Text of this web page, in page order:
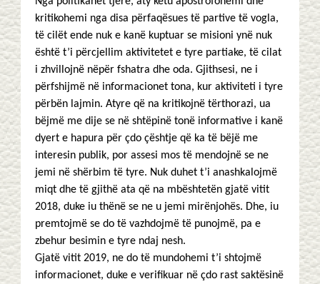
kritikohemi nga disa përfaqësues të partive të vogla,
të cilët ende nuk e kanë kuptuar se misioni ynë nuk
është t’i përcjellim aktivitetet e tyre partiake, të cilat
i zhvillojnë nëpër fshatra dhe oda. Gjithsesi, ne i
përfshijmë në informacionet tona, kur aktiviteti i tyre
përbën lajmin. Atyre që na kritikojnë tërthorazi, ua
bëjmë me dije se në shtëpinë tonë informative i kanë
dyert e hapura për çdo çështje që ka të bëjë me
interesin publik, por assesi mos të mendojnë se ne
jemi në shërbim të tyre. Nuk duhet t’i anashkalojmë
miqt dhe të gjithë ata që na mbështetën gjatë vitit
2018, duke iu thënë se ne u jemi mirënjohës. Dhe, iu
premtojmë se do të vazhdojmë të punojmë, pa e
zbehur besimin e tyre ndaj nesh.
Gjatë vitit 2019, ne do të mundohemi t’i shtojmë
informacionet, duke e verifikuar në çdo rast saktësinë